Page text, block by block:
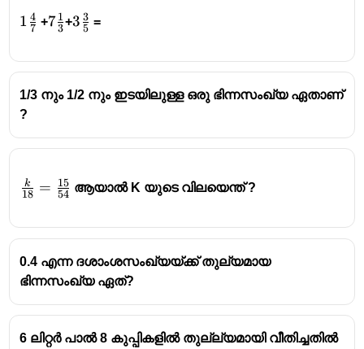
1\frac47
1 7
4 +7\frac13
73
1 +3\frac35
3 5
3 =
1/3 നും 1/2 നും ഇടയിലുള്ള ഒരു ഭിന്നസംഖ്യ ഏതാണ്
?
\frac{k}
\frac
{15}
{54}
18
k = 54
15 ആയാൽ K യുടെ വിലയെന്ത് ?
0.4 എന്ന ദശാംശസംഖ്യയ്ക്ക് തുല്യമായ
ഭിന്നസംഖ്യ ഏത്?
6 ലിറ്റർ പാൽ 8 കുപ്പികളിൽ തുല്ല്യമായി വീതിച്ചതിൽ